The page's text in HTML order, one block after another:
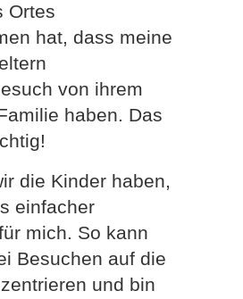
Ortes
hat, dass meine
von ihrem
haben. Das
die Kinder haben,
einfacher
mich. So kann
Besuchen auf die
und bin